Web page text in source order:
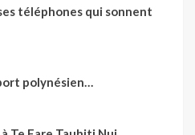
téléphones qui sonnent
polynésien…